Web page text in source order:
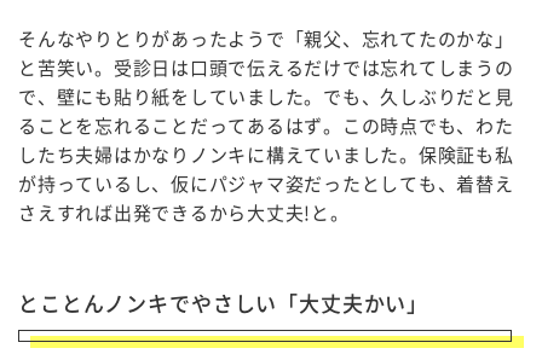
そんなやりとりがあったようで「親父、忘れてたのかな」
と苦笑い。受診日は口頭で伝えるだけでは忘れてしまうの
で、壁にも貼り紙をしていました。でも、久しぶりだと見
ることを忘れることだってあるはず。この時点でも、わた
したち夫婦はかなりノンキに構えていました。保険証も私
が持っているし、仮にパジャマ姿だったとしても、着替え
さえすれば出発できるから大丈夫!と。
とことんノンキでやさしい「大丈夫かい」